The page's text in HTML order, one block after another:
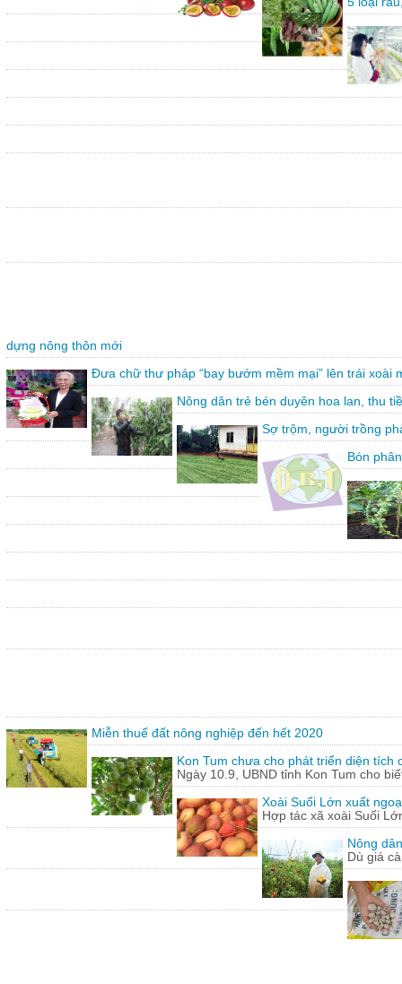
dựng nông thôn mới
Đưa chữ thư pháp “bay bướm mềm mại” lên trái xoài
Nông dân trẻ bén duyên hoa lan, thu
Sợ trộm, người trồng
Bón
Miễn thuế đất nông nghiệp đến hết 2020
Kon Tum chưa cho phát triển diện tích
Ngày 10.9, UBND tỉnh Kon Tum cho
Xoài Suối Lớn xuất
Hợp tác xã xoài Suối
Nông
Dù giá